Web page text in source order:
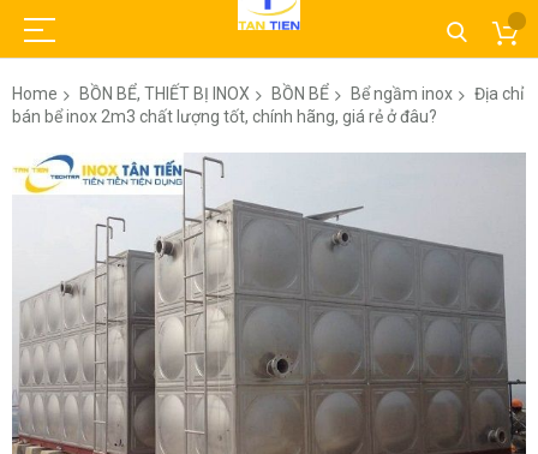
Home BỒN BỂ, THIẾT BỊ INOX BỒN BỂ Bể ngầm inox
Địa chỉ
bán bể inox 2m3 chất lượng tốt, chính hãng, giá rẻ ở đâu?
Skip
to
images
gallery